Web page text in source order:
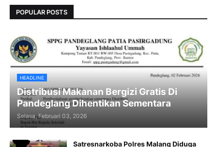
POPULAR POSTS
HEADLINE
Distribusi Makanan Bergizi Gratis Di
Pandeglang Dihentikan Sementara
Selasa, Februari 03, 2026
Satresnarkoba Polres Malang Diduga